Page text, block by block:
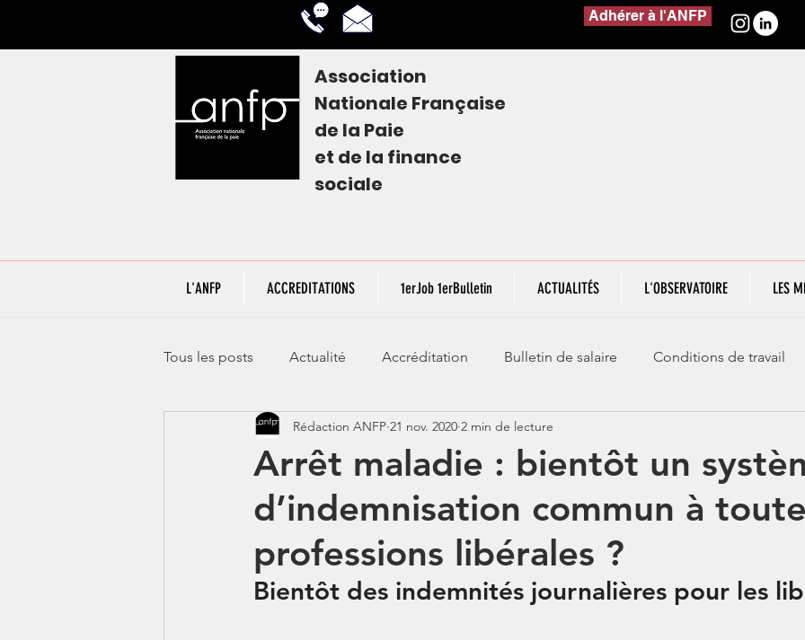
Adhérer à l'ANFP
Association
Nationale Française
de la Paie
et de la finance
sociale
L'ANFP ACCREDITATIONS 1erJob 1erBulletin ACTUALITÉS L'OBSERVATOIRE LES
Tous les posts Actualité Accréditation Bulletin de salaire Conditions de travail
CORONAVIRUS - COVID 19 Jurisprudence Rémunération
Jeunes - 1erJob1erBP DSN BOSS Contrats aidés Jours fériés
Arrêt maladie : bientôt un
d’indemnisation commun à
professions libérales ?
Rédaction ANFP 21 nov. 2020 2 min de lecture
Bientôt des indemnités journalières pour les